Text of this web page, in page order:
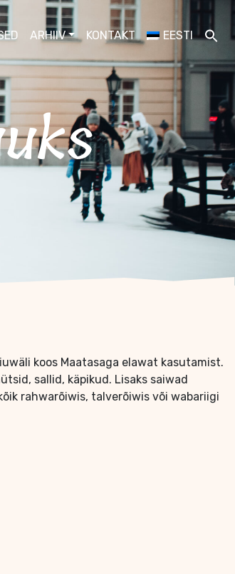
ARHIIV KONTAKT EESTI
koos Maatasaga elawat kasutamist.
sallid, käpikud. Lisaks saiwad
rahwarõiwis, talverõiwis või wabariigi